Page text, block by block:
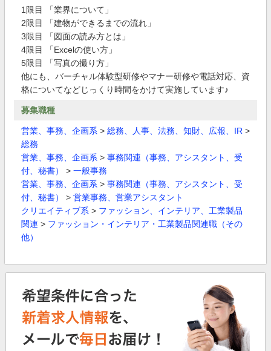
1限目 「業界について」
2限目 「建物ができるまでの流れ」
3限目 「図面の読み方とは」
4限目 「Excelの使い方」
5限目 「写真の撮り方」
他にも、バーチャル体験型研修やマナー研修や電話対応、資
格についてなどじっくり時間をかけて実施しています♪
募集職種
営業、事務、企画系 > 総務、人事、法務、知財、広報、IR >
総務
営業、事務、企画系 > 事務関連（事務、アシスタント、受
付、秘書）
> 一般事務
営業、事務、企画系 > 事務関連（事務、アシスタント、受
付、秘書）
> 営業事務、営業アシスタント
クリエイティブ系 > ファッション、インテリア、工業製品
関連 > ファッション・インテリア・工業製品関連職（その
他）